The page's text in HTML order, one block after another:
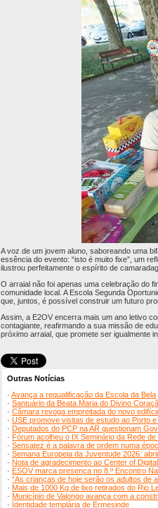
A voz de um jovem aluno, saboreando uma
essência do evento: “isto é muito fixe”, um
ilustrou perfeitamente o espírito de
O arraial não foi apenas uma celebração do
comunidade local. A Escola Segunda
que, juntos, é possível construir um futuro
Assim, a E2OV encerra mais um ano letivo
contagiante, reafirmando a sua missão de
próximo arraial, que promete ser igualmente
Outras Notícias
· Avança a requalificação da Escola da Bela
· Santuário da Beata Maria do Divino
· Câmara revoga empreitada do novo
· USE promove visitas de estudo ao Porto
· Deputados do PCP na AR questionam
· Fórum acolheu o IX Seminário da Rede
· Sensatez é a palavra de ordem numa
· Semana Europeia da Juventude 2026:
· Nota de agradecimento ao Center of
· ESOV marca presença no 8.º Encontro
· “As crianças de hoje serão os adultos de
· Mais de 1000 Kg de lixo retirados do Rio
· Município de Valongo avança com a
· Identidade templária de Ermesinde